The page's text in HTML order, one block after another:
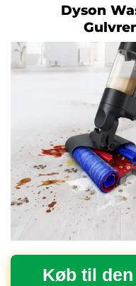
Dyson
Køb til